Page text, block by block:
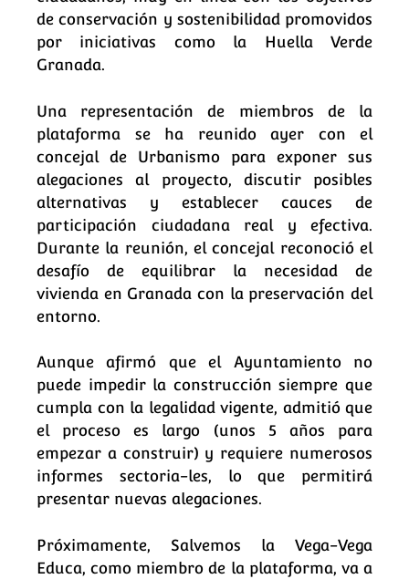
de conservación y sostenibilidad promovidos
por iniciativas como la Huella Verde
Granada.
Una representación de miembros de la
plataforma se ha reunido ayer con el
concejal de Urbanismo para exponer sus
alegaciones al proyecto, discutir posibles
alternativas y establecer cauces de
participación ciudadana real y efectiva.
Durante la reunión, el concejal reconoció el
desafío de equilibrar la necesidad de
vivienda en Granada con la preservación del
entorno.
Aunque afirmó que el Ayuntamiento no
puede impedir la construcción siempre que
cumpla con la legalidad vigente, admitió que
el proceso es largo (unos 5 años para
empezar a construir) y requiere numerosos
informes sectoria-les, lo que permitirá
presentar nuevas alegaciones.
Próximamente, Salvemos la Vega-Vega
Educa, como miembro de la plataforma, va a